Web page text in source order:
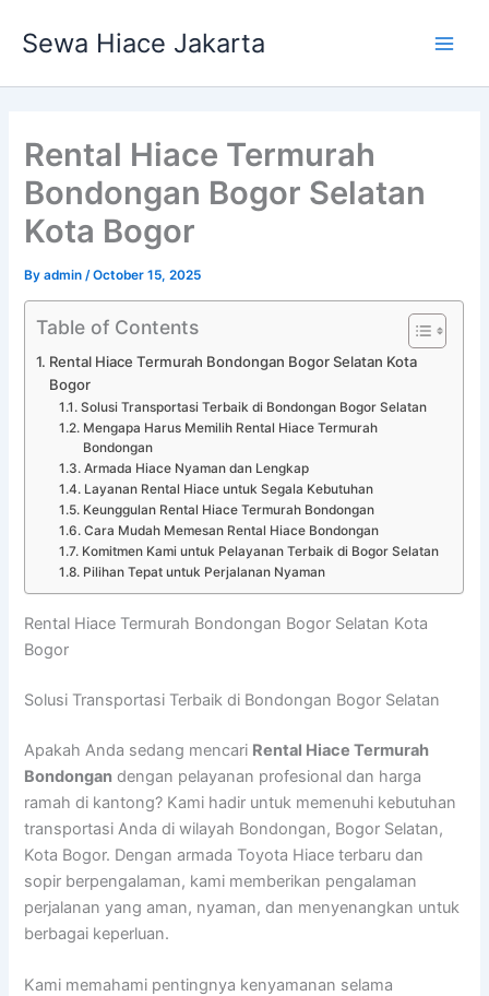
Sewa Hiace Jakarta
Rental Hiace Termurah
Bondongan Bogor Selatan
Kota Bogor
Byadmin /October 15, 2025
Table of Contents
Rental Hiace Termurah Bondongan Bogor Selatan Kota
Bogor
Solusi Transportasi Terbaik di Bondongan Bogor Selatan
Mengapa Harus Memilih Rental Hiace Termurah
Bondongan
Armada Hiace Nyaman dan Lengkap
Layanan Rental Hiace untuk Segala Kebutuhan
Keunggulan Rental Hiace Termurah Bondongan
Cara Mudah Memesan Rental Hiace Bondongan
Komitmen Kami untuk Pelayanan Terbaik di Bogor Selatan
Pilihan Tepat untuk Perjalanan Nyaman
Rental Hiace Termurah Bondongan Bogor Selatan Kota
Bogor
Solusi Transportasi Terbaik di Bondongan Bogor Selatan
Apakah Anda sedang mencari Rental Hiace Termurah
Bondongan dengan pelayanan profesional dan harga
ramah di kantong? Kami hadir untuk memenuhi kebutuhan
transportasi Anda di wilayah Bondongan, Bogor Selatan,
Kota Bogor. Dengan armada Toyota Hiace terbaru dan
sopir berpengalaman, kami memberikan pengalaman
perjalanan yang aman, nyaman, dan menyenangkan untuk
berbagai keperluan.
Kami memahami pentingnya kenyamanan selama